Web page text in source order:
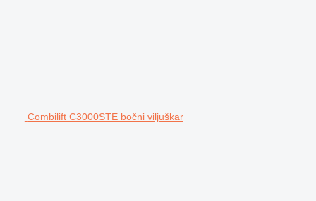
Combilift C3000STE bočni viljuškar